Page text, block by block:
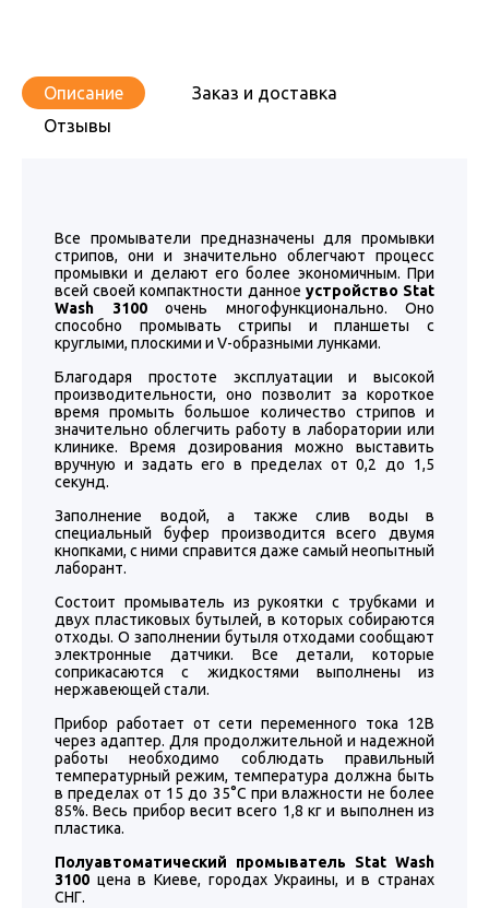
Описание
Заказ и доставка
Отзывы
Все промыватели предназначены для промывки
стрипов, они и значительно облегчают процесс
промывки и делают его более экономичным. При
всей своей компактности данное устройство Stat
Wash 3100 очень многофункционально. Оно
способно промывать стрипы и планшеты с
круглыми, плоскими и V-образными лунками.
Благодаря простоте эксплуатации и высокой
производительности, оно позволит за короткое
время промыть большое количество стрипов и
значительно облегчить работу в лаборатории или
клинике. Время дозирования можно выставить
вручную и задать его в пределах от 0,2 до 1,5
секунд.
Заполнение водой, а также слив воды в
специальный буфер производится всего двумя
кнопками, с ними справится даже самый неопытный
лаборант.
Состоит промыватель из рукоятки с трубками и
двух пластиковых бутылей, в которых собираются
отходы. О заполнении бутыля отходами сообщают
электронные датчики. Все детали, которые
соприкасаются с жидкостями выполнены из
нержавеющей стали.
Прибор работает от сети переменного тока 12В
через адаптер. Для продолжительной и надежной
работы необходимо соблюдать правильный
температурный режим, температура должна быть
в пределах от 15 до 35°С при влажности не более
85%. Весь прибор весит всего 1,8 кг и выполнен из
пластика.
Полуавтоматический промыватель Stat Wash
3100 цена в Киеве, городах Украины, и в странах
СНГ.